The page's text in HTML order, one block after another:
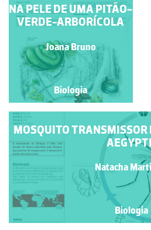
O CICLO DE VIDA DO
ESCARAVELHO DA
Xavier Pita
Biologia
MOSQUITO TRANSMISSOR
Natacha
Biologia
NA PELE DE UMA PITÃO-
VERDE-ARBORÍCOLA
Joana Bruno
Biologia